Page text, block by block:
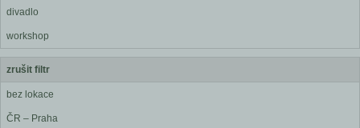
divadlo
workshop
zrušit filtr
bez lokace
ČR – Praha